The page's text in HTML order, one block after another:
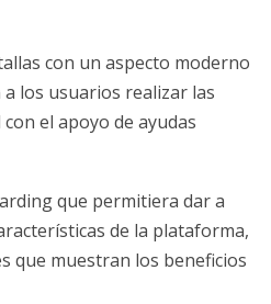
con un aspecto moderno
los usuarios realizar las
el apoyo de ayudas
que permitiera dar a
de la plataforma,
que muestran los beneficios